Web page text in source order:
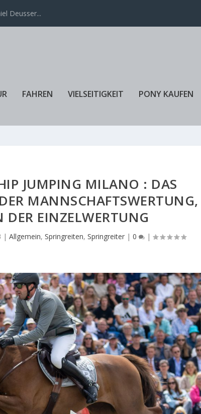
Deusser...
FAHREN VIELSEITIGKEIT PONY KAUFEN
JUMPING MILANO : DAS
MANNSCHAFTSWERTUNG,
DER EINZELWERTUNG
|Allgemein,Springreiten,Springreiter |0 |